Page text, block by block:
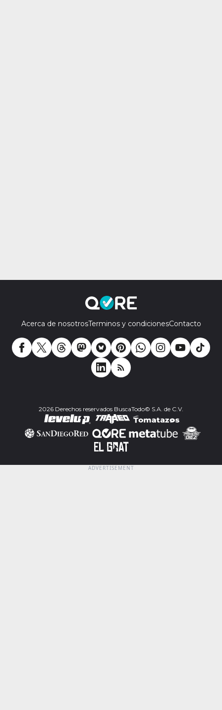
Acerca de nosotrosTerminos y condicionesContacto
2026 Derechos reservados BuscaTodo© S.A. de C.V.